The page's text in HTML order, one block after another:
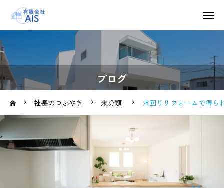
ブログ
社長のつぶやき 未分類 水回りリフォームで得ら